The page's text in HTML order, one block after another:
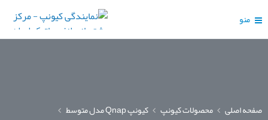
منو
صفحه اصلی محصولات کیونپ
کیونپ Qnap مدل متوسط